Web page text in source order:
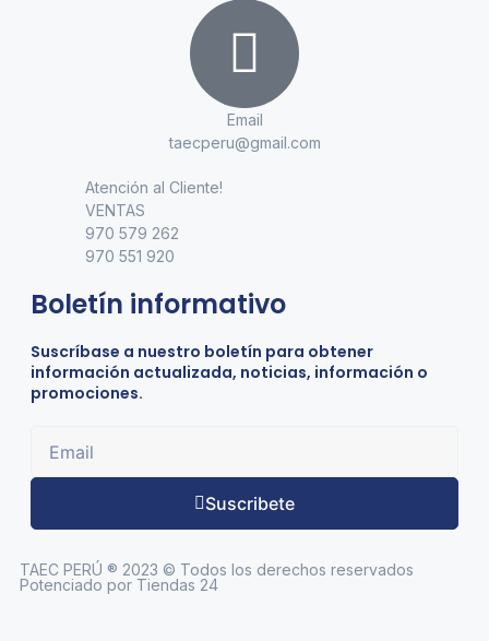
Email
taecperu@gmail.com
Atención al Cliente!
VENTAS
970 579 262
970 551 920
Boletín informativo
Suscríbase a nuestro boletín para obtener
información actualizada, noticias, información o
promociones.
Suscribete
TAEC PERÚ ® 2023 © Todos los derechos reservados
Potenciado por Tiendas 24